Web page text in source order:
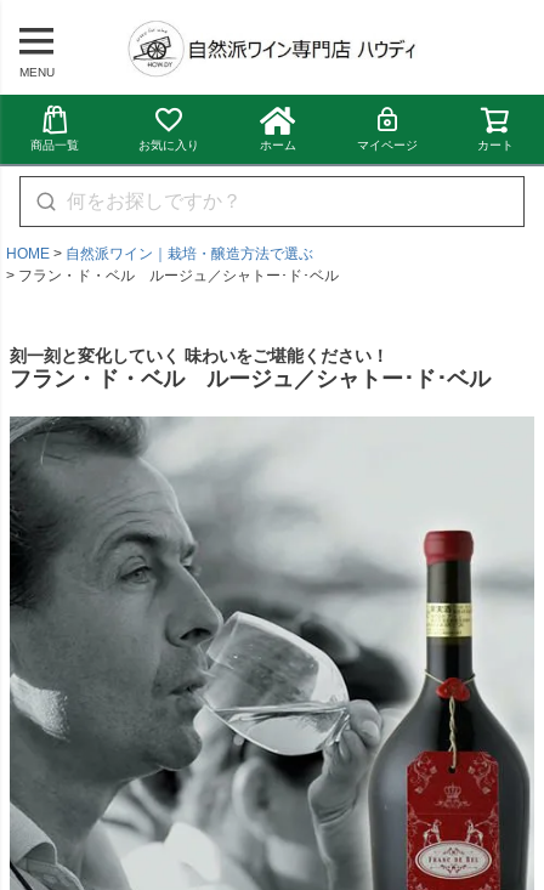
MENU
商品一覧 お気に入り ホーム マイページ カート
HOME
自然派ワイン｜栽培・醸造方法で選ぶ
フラン・ド・ベル ルージュ／シャトー･ド･ベル
刻一刻と変化していく 味わいをご堪能ください！
フラン・ド・ベル ルージュ／シャトー･ド･ベル